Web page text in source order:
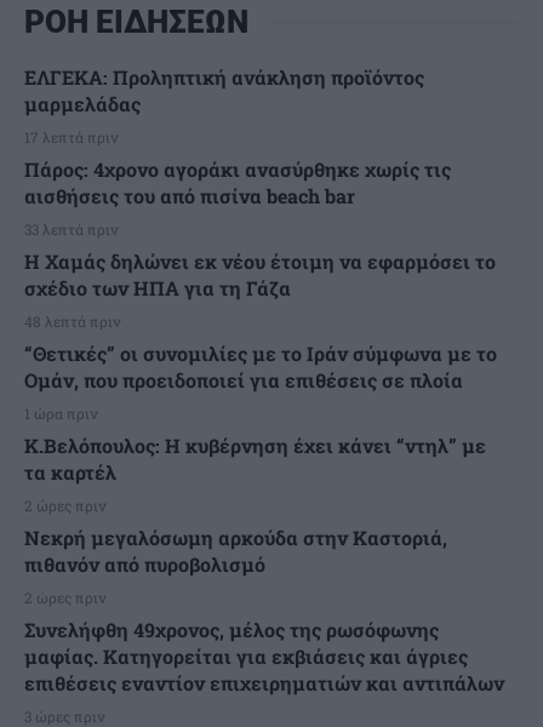
ΡΟΗ ΕΙΔΗΣΕΩΝ
ΕΛΓΕΚΑ: Προληπτική ανάκληση προϊόντος
μαρμελάδας
17 λεπτά πριν
Πάρος: 4χρονο αγοράκι ανασύρθηκε χωρίς τις
αισθήσεις του από πισίνα beach bar
33 λεπτά πριν
Η Χαμάς δηλώνει εκ νέου έτοιμη να εφαρμόσει το
σχέδιο των ΗΠΑ για τη Γάζα
48 λεπτά πριν
“Θετικές” οι συνομιλίες με το Ιράν σύμφωνα με το
Ομάν, που προειδοποιεί για επιθέσεις σε πλοία
1 ώρα πριν
Κ.Βελόπουλος: Η κυβέρνηση έχει κάνει “ντηλ” με
τα καρτέλ
2 ώρες πριν
Νεκρή μεγαλόσωμη αρκούδα στην Καστοριά,
πιθανόν από πυροβολισμό
2 ώρες πριν
Συνελήφθη 49χρονος, μέλος της ρωσόφωνης
μαφίας. Κατηγορείται για εκβιάσεις και άγριες
επιθέσεις εναντίον επιχειρηματιών και αντιπάλων
3 ώρες πριν